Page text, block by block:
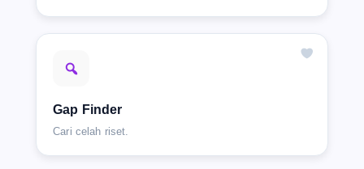
Gap Finder
Cari celah riset.